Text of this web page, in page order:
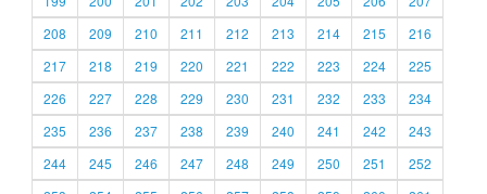
208
209 210 211 212 213 214 215
216
217
218 219 220 221 222 223 224
225
226
227 228 229 230 231 232 233
234
235
236 237 238 239 240 241 242
243
244
245 246 247 248 249 250 251
252